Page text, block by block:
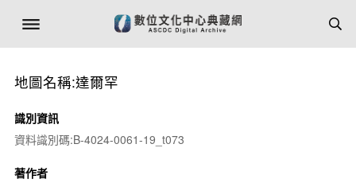
地圖名稱:達爾罕
識別資訊
資料識別碼:B-4024-0061-19_t073
著作者